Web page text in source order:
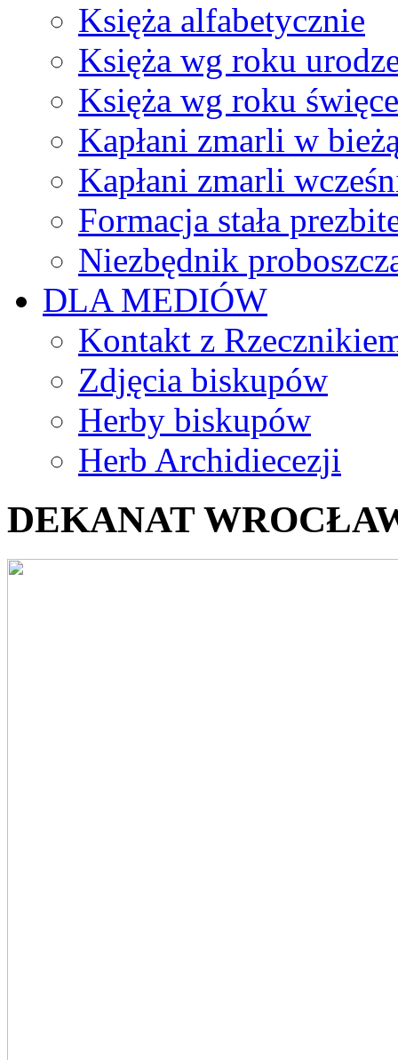
Księża alfabetycznie
Księża wg roku
Księża wg roku
Kapłani zmarli w
Kapłani zmarli
Formacja stała
Niezbędnik
DLA MEDIÓW
Kontakt z
Zdjęcia biskupów
Herby biskupów
Herb Archidiecezji
DEKANAT